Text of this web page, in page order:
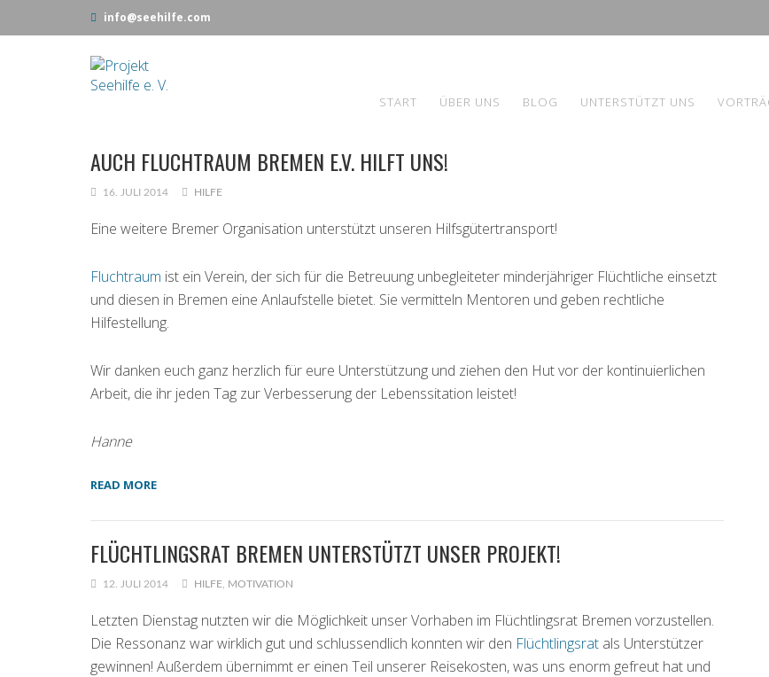
info@seehilfe.com
START ÜBER UNS BLOG UNTERSTÜTZT UNS
AUCH FLUCHTRAUM BREMEN E.V. HILFT UNS!
16. JULI 2014 HILFE
Eine weitere Bremer Organisation unterstützt unseren Hilfsgütertransport!
Fluchtraum ist ein Verein, der sich für die Betreuung unbegleiteter minderjähriger Flüchtliche einsetzt
und diesen in Bremen eine Anlaufstelle bietet. Sie vermitteln Mentoren und geben rechtliche
Hilfestellung.
Wir danken euch ganz herzlich für eure Unterstützung und ziehen den Hut vor der kontinuierlichen
Arbeit, die ihr jeden Tag zur Verbesserung der Lebenssitation leistet!
Hanne
READ MORE
FLÜCHTLINGSRAT BREMEN UNTERSTÜTZT UNSER PROJEKT!
12. JULI 2014 HILFE MOTIVATION
Letzten Dienstag nutzten wir die Möglichkeit unser Vorhaben im Flüchtlingsrat Bremen vorzustellen.
Die Ressonanz war wirklich gut und schlussendlich konnten wir den Flüchtlingsrat als Unterstützer
gewinnen! Außerdem übernimmt er einen Teil unserer Reisekosten, was uns enorm gefreut hat und